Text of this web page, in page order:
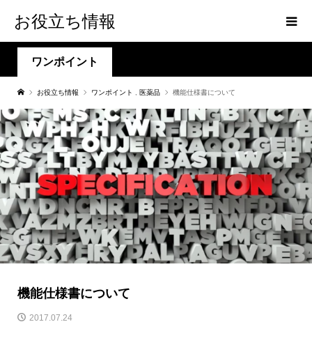
お役立ち情報
ワンポイント
お役立ち情報 ワンポイント 医薬品 機能仕様書について
機能仕様書について
2017.07.24